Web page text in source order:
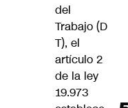
del
Trabajo (D
T), el
artículo 2
de la ley
19.973